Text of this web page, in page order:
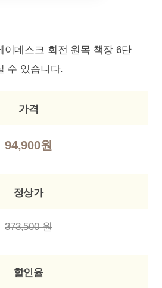
이데스크 회전 원목 책장 6단
수 있습니다.
가격
94,900원
정상가
373,500 원
할인율